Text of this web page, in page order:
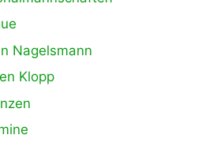
Nagelsmann
Klopp